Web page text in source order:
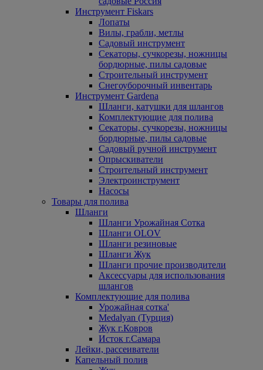
Инструмент Fiskars
Лопаты
Вилы, грабли, метлы
Садовый инструмент
Секаторы, сучкорезы, ножницы
бордюрные, пилы садовые
Строительный инструмент
Снегоуборочный инвентарь
Инструмент Gardena
Шланги, катушки для шлангов
Комплектующие для полива
Секаторы, сучкорезы, ножницы
бордюрные, пилы садовые
Садовый ручной инструмент
Опрыскиватели
Строительный инструмент
Электроинструмент
Насосы
Товары для полива
Шланги
Шланги Урожайная Сотка
Шланги OLOV
Шланги резиновые
Шланги Жук
Шланги прочие производители
Аксессуары для использования
шлангов
Комплектующие для полива
Урожайная сотка'
Medalyan (Турция)
Жук г.Ковров
Исток г.Самара
Лейки, рассеиватели
Капельный полив